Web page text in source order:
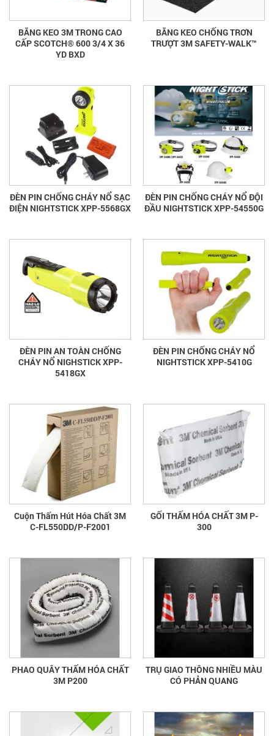
BĂNG KEO 3M TRONG CAO
CẤP SCOTCH® 600 3/4 X 36
YD BXD
BĂNG KEO CHỐNG TRƠN
TRƯỢT 3M SAFETY-WALK™
ĐÈN PIN CHỐNG CHÁY NỔ SẠC
ĐIỆN NIGHTSTICK XPP-5568GX
ĐÈN PIN CHỐNG CHÁY NỔ ĐỘI
ĐẦU NIGHTSTICK XPP-54550G
ĐÈN PIN AN TOÀN CHỐNG
CHÁY NỔ NIGHSTICK XPP-
5418GX
ĐÈN PIN CHỐNG CHÁY NỔ
NIGHTSTICK XPP-5410G
Cuộn Thấm Hút Hóa Chất 3M
C-FL550DD/P-F2001
GỐI THẤM HÓA CHẤT 3M P-
300
PHAO QUÂY THẤM HÓA CHẤT
3M P200
TRỤ GIAO THÔNG NHIỀU MÀU
CÓ PHẢN QUANG